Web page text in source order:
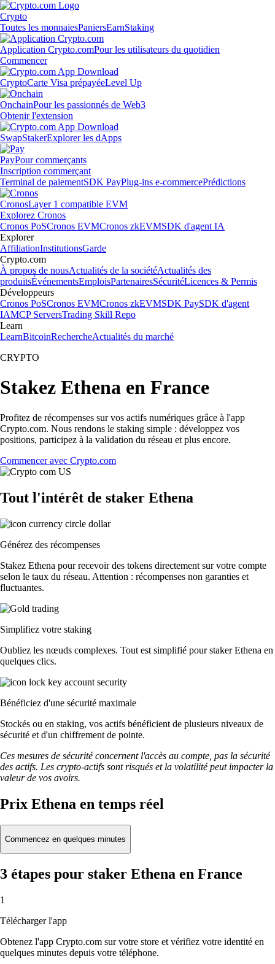
Crypto
Toutes les monnaiesPaniersEarnStaking
Application Crypto.comPour les utilisateurs du quotidien
Commencer
CryptoCarte Visa prépayéeLevel Up
OnchainPour les passionnés de Web3
Obtenir l'extension
SwapStakerExplorer les dApps
PayPour commerçants
Inscription commerçant
Terminal de paiementSDK PayPlug-ins e-commercePrédictions
CronosLayer 1 compatible EVM
Explorez Cronos
Cronos PoSCronos EVMCronos zkEVMSDK d'agent IA
Explorer
AffiliationInstitutionsGarde
Crypto.com
À propos de nousActualités de la sociétéActualités des
produitsÉvénementsEmploisPartenairesSécuritéLicences & Permis
Développeurs
Cronos PoSCronos EVMCronos zkEVMSDK PaySDK d'agent
IAMCP ServersTrading Skill Repo
Learn
LearnBitcoinRechercheActualités du marché
CRYPTO
Stakez Ethena en France
Profitez de récompenses sur vos actifs numériques grâce à l'app
Crypto.com. Nous rendons le staking simple : développez vos
positions, participez à la validation du réseau et plus encore.
Commencer avec Crypto.com
Tout l'intérêt de staker Ethena
Générez des récompenses
Stakez Ethena pour recevoir des tokens directement sur votre compte
selon le taux du réseau. Attention : récompenses non garanties et
fluctuantes.
Simplifiez votre staking
Oubliez les nœuds complexes. Tout est simplifié pour staker Ethena en
quelques clics.
Bénéficiez d'une sécurité maximale
Stockés ou en staking, vos actifs bénéficient de plusieurs niveaux de
sécurité et d'un chiffrement de pointe.
Ces mesures de sécurité concernent l'accès au compte, pas la sécurité
des actifs. Les crypto-actifs sont risqués et la volatilité peut impacter la
valeur de vos avoirs.
Prix Ethena en temps réel
Commencez en quelques minutes
3 étapes pour staker Ethena en France
1
Télécharger l'app
Obtenez l'app Crypto.com sur votre store et vérifiez votre identité en
quelques minutes depuis votre téléphone.